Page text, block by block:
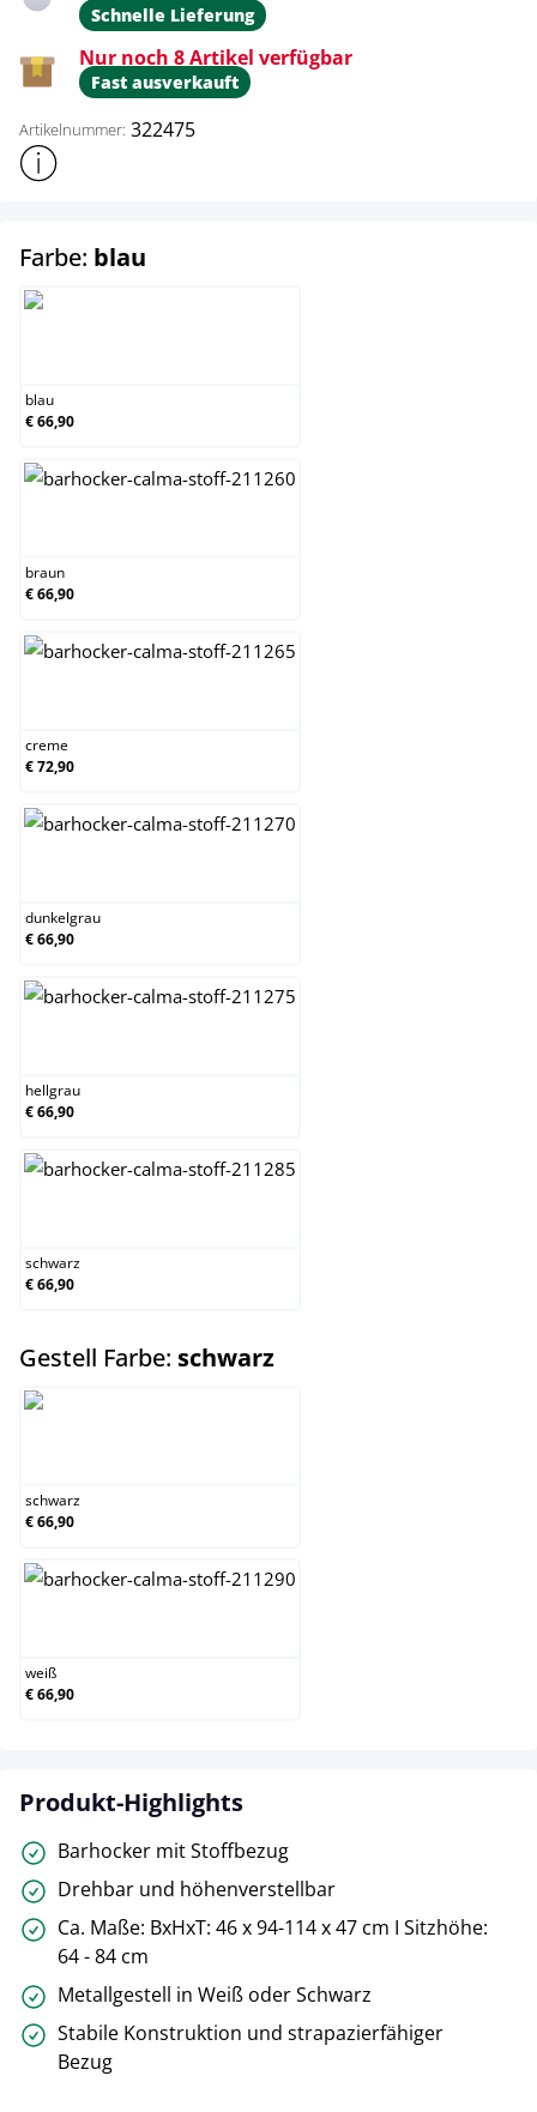
Schnelle Lieferung
Nur noch 8 Artikel verfügbar
Fast ausverkauft
Artikelnummer: 322475
Weitere Produktinformationen anzeigen
Farbe: blau
blau
€ 66,90
braun
€ 66,90
creme
€ 72,90
dunkelgrau
€ 66,90
hellgrau
€ 66,90
schwarz
€ 66,90
Gestell Farbe: schwarzauswählen
schwarz
€ 66,90
weiß
€ 66,90
Produkt-Highlights
Barhocker mit Stoffbezug
Drehbar und höhenverstellbar
Ca. Maße: BxHxT: 46 x 94-114 x 47 cm I Sitzhöhe:
64 - 84 cm
Metallgestell in Weiß oder Schwarz
Stabile Konstruktion und strapazierfähiger
Bezug